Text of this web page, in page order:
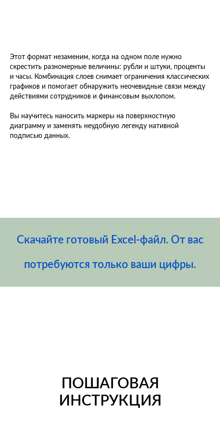
Этот формат незаменим, когда на одном поле нужно
скрестить разномерные величины: рубли и штуки, проценты
и часы. Комбинация слоев снимает ограничения классических
графиков и помогает обнаружить неочевидные связи между
действиями сотрудников и финансовым выхлопом.
Вы научитесь наносить маркеры на поверхностную
диаграмму и заменять неудобную легенду нативной
подписью данных.
Скачайте готовый Excel-файл. От вас
потребуются только ваши цифры.
ПОШАГОВАЯ
ИНСТРУКЦИЯ